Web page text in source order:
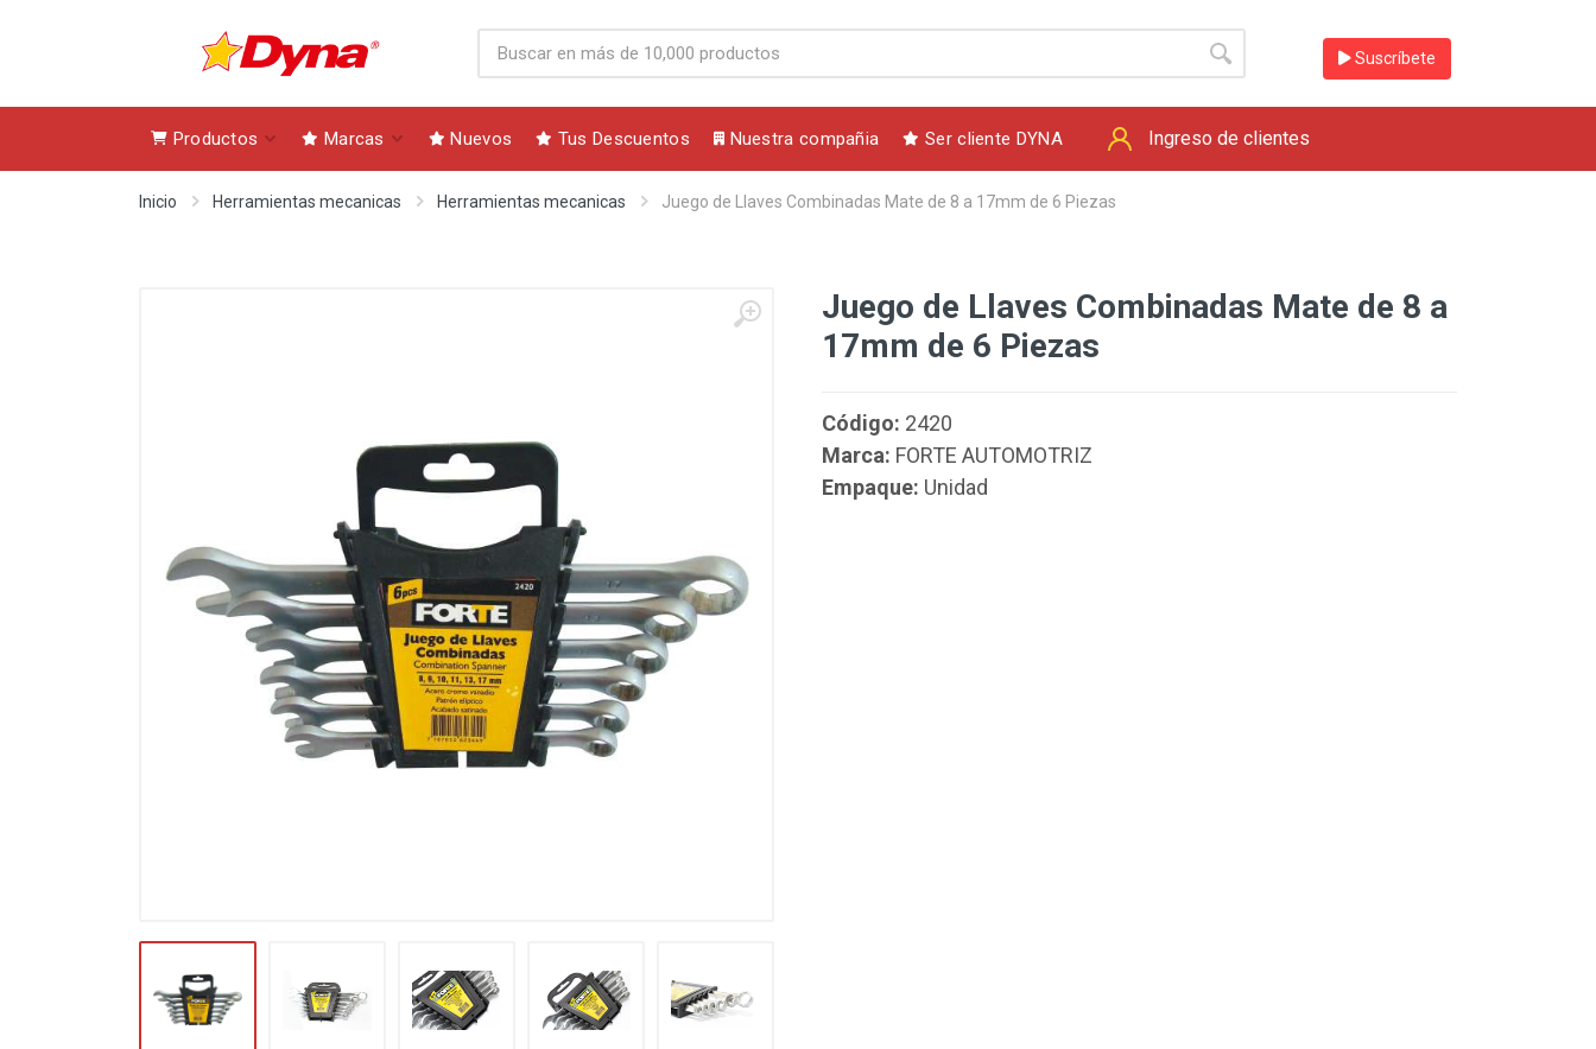
Suscríbete
Productos Marcas Nuevos Tus Descuentos Nuestra compañia Ser cliente DYNA Ingreso de clientes
Inicio Herramientas mecanicas Herramientas mecanicas Juego de Llaves Combinadas Mate de 8 a 17mm de 6 Piezas
Juego de Llaves Combinadas Mate de 8 a
17mm de 6 Piezas
Código: 2420
Marca: FORTE AUTOMOTRIZ
Empaque: Unidad